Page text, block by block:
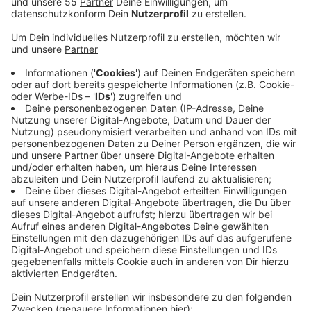
Anzeige
Es geht um mutmaßliche Rechtsextremisten rund um
die "Vereinigungen Jung & Stark" sowie "Deutsche
Jugend Voran" bzw. "Neue Deutsche Welle". Die
Maßnahmen richten sich gegen insgesamt 36
Beschuldigte. Ihnen wird Mitgliedschaft in einer
kriminellen Vereinigung und gefährliche
Körperverletzung vorgeworfen. Das hat die
Bundesanwaltschaft in Karlsruhe am Morgen bekannt
gegeben. Die Gruppierungen bestehen seit Mitte
2024. Die Vereinigungen sollen zu Gewalttaten gegen
politische Gegner sowie gegen vermeintlich Pädophile
aufgerufen haben. Einige der Opfer sollen aus der
linken Szene stammen. Festnahmen seien heute
bestehende Verdachtsmomente aufgeklärt werden.